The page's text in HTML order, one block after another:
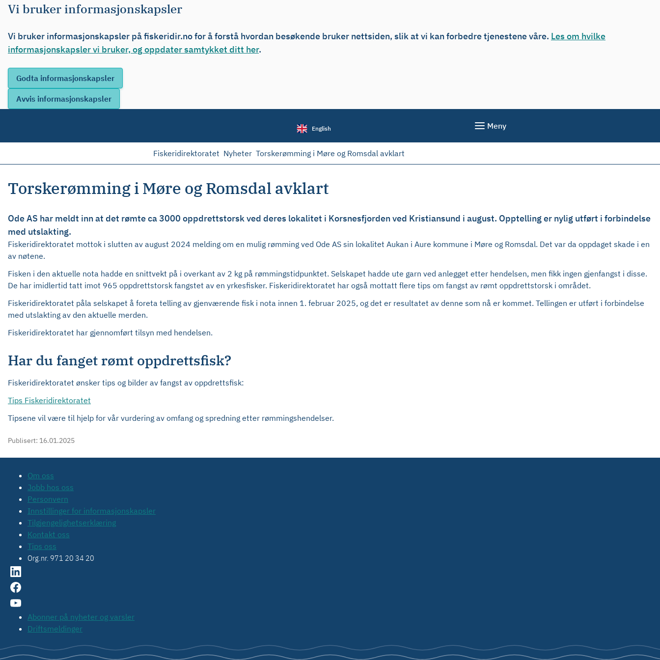
Vi bruker informasjonskapsler
Vi bruker informasjonskapsler på fiskeridir.no for å forstå hvordan besøkende bruker nettsiden, slik at vi kan forbedre tjenestene våre. Les om hvilke
informasjonskapsler vi bruker, og oppdater samtykket ditt her.
English Meny
Fiskeridirektoratet Nyheter Torskerømming i Møre og Romsdal avklart
Torskerømming i Møre og Romsdal avklart
Ode AS har meldt inn at det rømte ca 3000 oppdrettstorsk ved deres lokalitet i Korsnesfjorden ved Kristiansund i august. Opptelling er nylig utført i forbindelse
med utslakting.
Fiskeridirektoratet mottok i slutten av august 2024 melding om en mulig rømming ved Ode AS sin lokalitet Aukan i Aure kommune i Møre og Romsdal. Det var da oppdaget skade i en
av nøtene.
Fisken i den aktuelle nota hadde en snittvekt på i overkant av 2 kg på rømmingstidpunktet. Selskapet hadde ute garn ved anlegget etter hendelsen, men fikk ingen gjenfangst i disse.
De har imidlertid tatt imot 965 oppdrettstorsk fangstet av en yrkesfisker. Fiskeridirektoratet har også mottatt flere tips om fangst av rømt oppdrettstorsk i området.
Fiskeridirektoratet påla selskapet å foreta telling av gjenværende fisk i nota innen 1. februar 2025, og det er resultatet av denne som nå er kommet. Tellingen er utført i forbindelse
med utslakting av den aktuelle merden.
Fiskeridirektoratet har gjennomført tilsyn med hendelsen.
Har du fanget rømt oppdrettsfisk?
Fiskeridirektoratet ønsker tips og bilder av fangst av oppdrettsfisk:
Tips Fiskeridirektoratet
Tipsene vil være til hjelp for vår vurdering av omfang og spredning etter rømmingshendelser.
Publisert: 16.01.2025
Om oss
Jobb hos oss
Personvern
Innstillinger for informasjonskapsler
Tilgjengelighetserklæring
Kontakt oss
Tips oss
Org.nr. 971 20 34 20
Abonner på nyheter og varsler
Driftsmeldinger